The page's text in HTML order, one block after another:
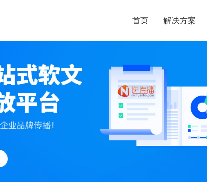
首页 解决方案